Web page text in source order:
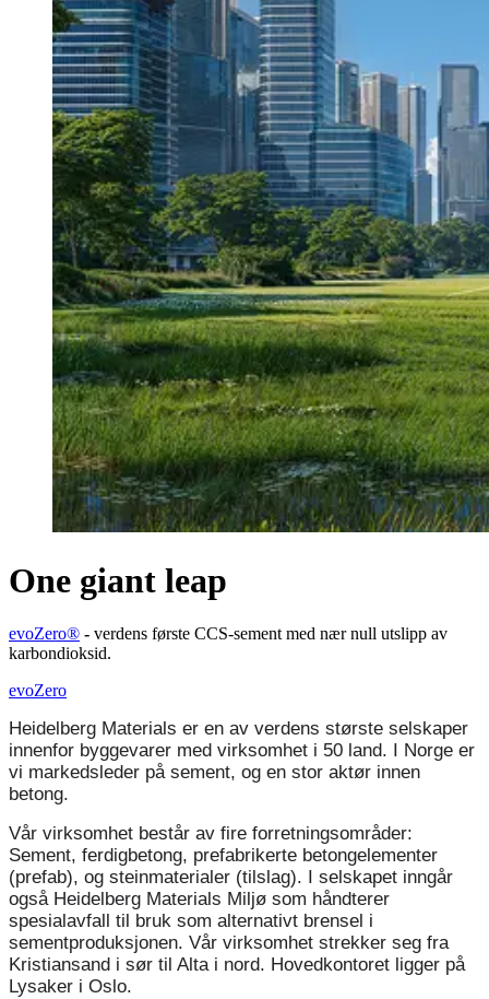
One giant leap
evoZero® - verdens første CCS-sement med nær null utslipp av
karbondioksid.
evoZero
Heidelberg Materials er en av verdens største selskaper
innenfor byggevarer med virksomhet i 50 land. I Norge er
vi markedsleder på sement, og en stor aktør innen
betong.
Vår virksomhet består av fire forretningsområder:
Sement, ferdigbetong, prefabrikerte betongelementer
(prefab), og steinmaterialer (tilslag). I selskapet inngår
også Heidelberg Materials Miljø som håndterer
spesialavfall til bruk som alternativt brensel i
sementproduksjonen. Vår virksomhet strekker seg fra
Kristiansand i sør til Alta i nord. Hovedkontoret ligger på
Lysaker i Oslo.